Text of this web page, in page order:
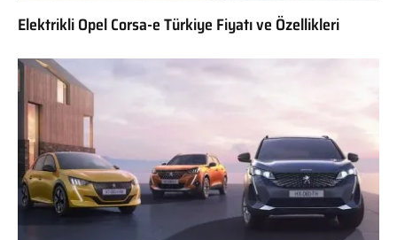
Elektrikli Opel Corsa-e Türkiye Fiyatı ve Özellikleri